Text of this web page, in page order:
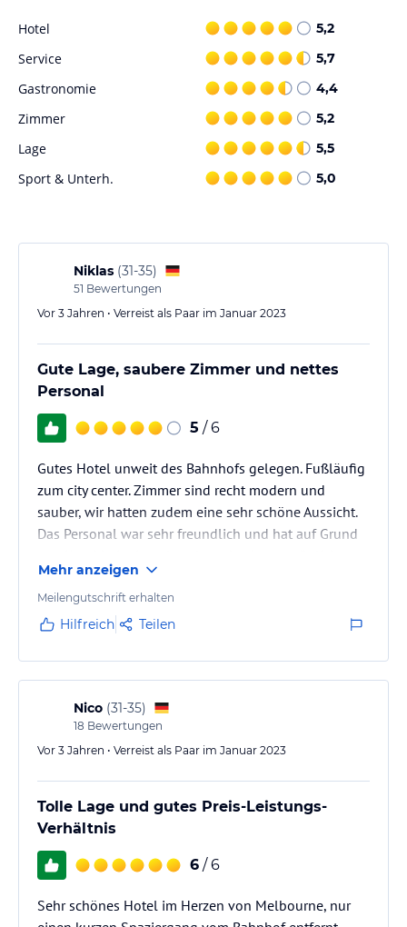
Das Hotel bietet ein frei nutzbares Fitnessstudio als Teil des
Freizeitangebots für sportlich aktive Gäste.
Hinweis: Verfasst von HolidayCheck mit Hilfe von KI. Alle
Angaben ohne Gewähr. Bitte lies vor der Buchung die
Hotel 5,2
Service 5,7
Gastronomie 4,4
Zimmer 5,2
Lage 5,5
Sport & Unterh. 5,0
Niklas (31-35)
51 Bewertungen
Vor 3 Jahren • Verreist als Paar im Januar 2023
Gute Lage, saubere Zimmer und nettes
Personal
5 / 6
Gutes Hotel unweit des Bahnhofs gelegen. Fußläufig
zum city center. Zimmer sind recht modern und
sauber, wir hatten zudem eine sehr schöne Aussicht.
Das Personal war sehr freundlich und hat auf Grund
gemacht. Frühstück war ebenfalls okay.
Mehr anzeigen
Meilengutschrift erhalten
Hilfreich Teilen
Nico (31-35)
18 Bewertungen
Vor 3 Jahren • Verreist als Paar im Januar 2023
Tolle Lage und gutes Preis-Leistungs-
Verhältnis
6 / 6
Sehr schönes Hotel im Herzen von Melbourne, nur